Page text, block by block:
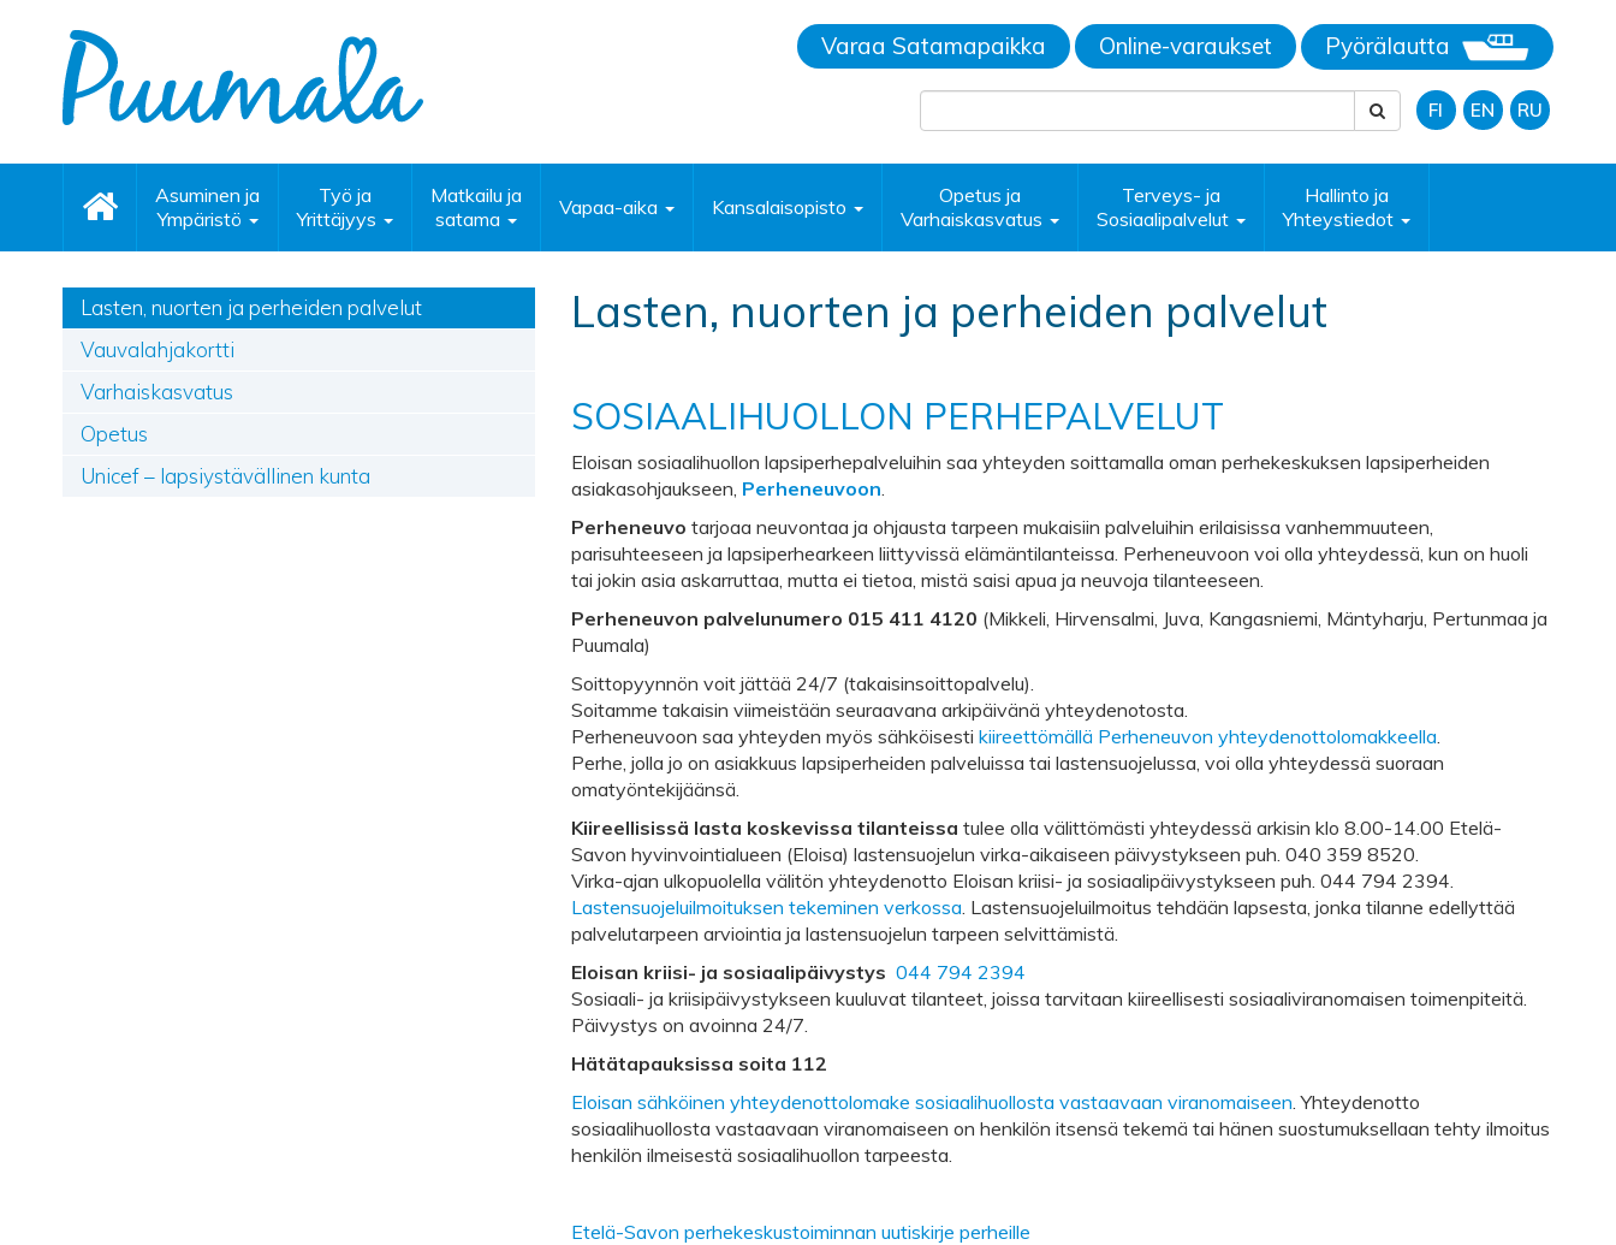
Varaa Satamapaikka Online-varaukset Pyörälautta
FI EN RU
Asuminen ja
Ympäristö
Työ ja
Yrittäjyys
Matkailu ja
satama
Vapaa-aika Kansalaisopisto
Opetus ja
Varhaiskasvatus
Terveys- ja
Sosiaalipalvelut
Hallinto ja
Yhteystiedot
Lasten, nuorten ja perheiden palvelut
Vauvalahjakortti
Varhaiskasvatus
Opetus
Unicef – lapsiystävällinen kunta
Lasten, nuorten ja perheiden palvelut
SOSIAALIHUOLLON PERHEPALVELUT
Eloisan sosiaalihuollon lapsiperhepalveluihin saa yhteyden soittamalla oman perhekeskuksen lapsiperheiden
asiakasohjaukseen, Perheneuvoon
Perheneuvo tarjoaa neuvontaa ja ohjausta tarpeen mukaisiin palveluihin erilaisissa vanhemmuuteen,
parisuhteeseen ja lapsiperhearkeen liittyvissä elämäntilanteissa. Perheneuvoon voi olla yhteydessä, kun on huoli
tai jokin asia askarruttaa, mutta ei tietoa, mistä saisi apua ja neuvoja tilanteeseen.
Perheneuvon palvelunumero 015 411 4120 (Mikkeli, Hirvensalmi, Juva, Kangasniemi, Mäntyharju, Pertunmaa ja
Puumala)
Soittopyynnön voit jättää 24/7 (takaisinsoittopalvelu).
Soitamme takaisin viimeistään seuraavana arkipäivänä yhteydenotosta.
Perheneuvoon saa yhteyden myös sähköisestikiireettömällä Perheneuvon yhteydenottolomakkeella
Perhe, jolla jo on asiakkuus lapsiperheiden palveluissa tai lastensuojelussa, voi olla yhteydessä suoraan
omatyöntekijäänsä.
Kiireellisissä lasta koskevissa tilanteissatulee olla välittömästi yhteydessä arkisin klo 8.00-14.00 Etelä-
Savon hyvinvointialueen (Eloisa) lastensuojelun virka-aikaiseen päivystykseen puh. 040 359 8520.
Virka-ajan ulkopuolella välitön yhteydenotto Eloisan kriisi- ja sosiaalipäivystykseen puh. 044 794 2394.
Lastensuojeluilmoituksen tekeminen verkossa . Lastensuojeluilmoitus tehdään lapsesta, jonka tilanne edellyttää
palvelutarpeen arviointia ja lastensuojelun tarpeen selvittämistä.
Eloisan kriisi- ja sosiaalipäivystys 044 794 2394
Sosiaali- ja kriisipäivystykseen kuuluvat tilanteet, joissa tarvitaan kiireellisesti sosiaaliviranomaisen toimenpiteitä.
Päivystys on avoinna 24/7.
Hätätapauksissa soita 112
Eloisan sähköinen yhteydenottolomake sosiaalihuollosta vastaavaan viranomaiseen . Yhteydenotto
sosiaalihuollosta vastaavaan viranomaiseen on henkilön itsensä tekemä tai hänen suostumuksellaan tehty ilmoitus
henkilön ilmeisestä sosiaalihuollon tarpeesta.
Etelä-Savon perhekeskustoiminnan uutiskirje perheille